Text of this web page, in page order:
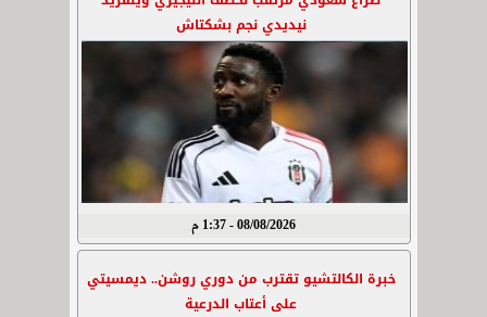
نيديدي نجم بشكتاش
08/08/2026 - 1:37 م
خبرة الكالتشيو تقترب من دوري روشن.. ديمسيتي
على أعتاب الدرعية